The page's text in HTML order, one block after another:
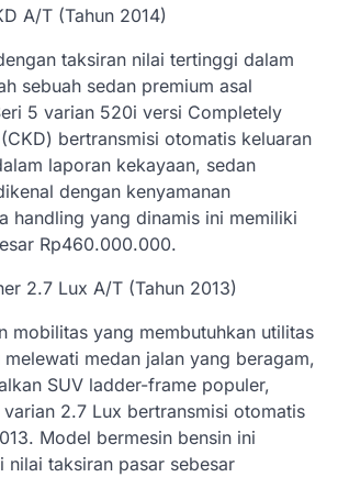
A/T (Tahun 2014)
taksiran nilai tertinggi dalam
sebuah sedan premium asal
5 varian 520i versi Completely
bertransmisi otomatis keluaran
laporan kekayaan, sedan
dengan kenyamanan
handling yang dinamis ini memiliki
Rp460.000.000.
2.7 Lux A/T (Tahun 2013)
mobilitas yang membutuhkan utilitas
medan jalan yang beragam,
SUV ladder-frame populer,
2.7 Lux bertransmisi otomatis
Model bermesin bensin ini
nilai taksiran pasar sebesar